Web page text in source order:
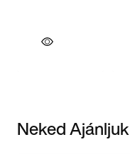
Neked Ajánljuk